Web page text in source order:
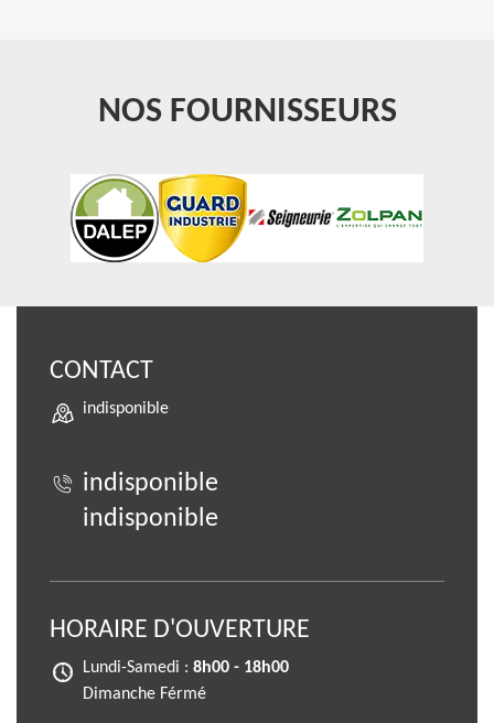
NOS FOURNISSEURS
CONTACT
indisponible
indisponible
indisponible
HORAIRE D'OUVERTURE
Lundi-Samedi : 8h00 - 18h00
Dimanche Férmé